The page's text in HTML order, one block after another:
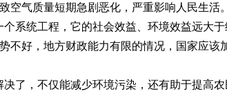
空气质量短期急剧恶化，严重影响人民生活
统工程，它的社会效益、环境效益远大于
不好，地方财政能力有限的情况，国家应该
，不仅能减少环境污染，还有助于提高农